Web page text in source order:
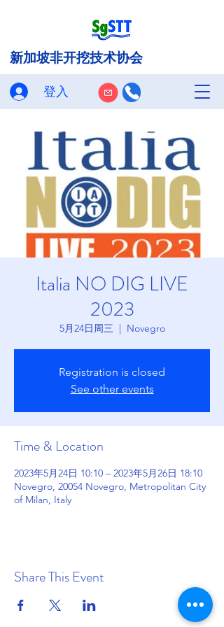
登入
新加坡非开挖技术协会
Italia NO DIG LIVE
2023
5月24日周三
  |
Novegro
Registration is closed
See other events
Time & Location
2023年5月24日 10:10 – 2023年5月26日 18:10
Novegro, 20054 Novegro, Metropolitan City
of Milan, Italy
Share This Event